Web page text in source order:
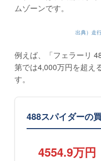
ムゾーンです。
出典）走
例えば、「フェラーリ
第では4,000万円を超え
す。
488スパイダーの
4554.9万円